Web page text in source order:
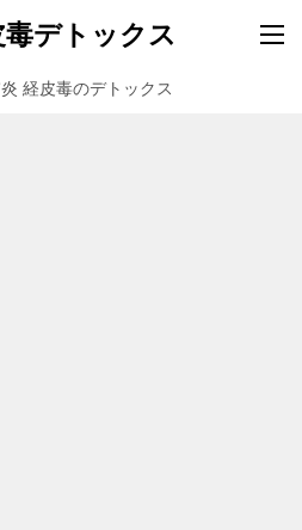
デトックス
経皮毒のデトックス